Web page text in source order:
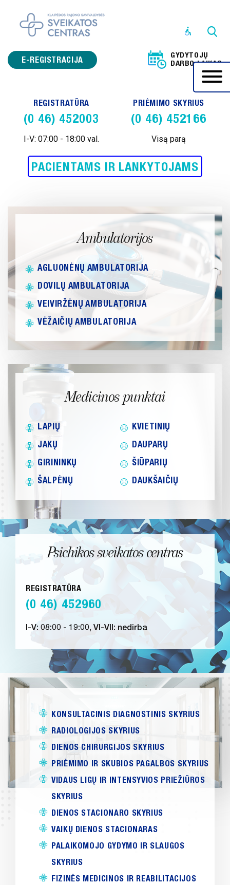
E-REGISTRACIJA
GYDYTOJŲ
DARBO LAIKAS
STRUKTŪRA
IR
KONTAKTINĖ
INFORMACIJA
SRITYS
PRANEŠĖJŲ
APSAUGA
KORUPCIJOS
PREVENCIJA
INFORMACIJA
DUOMENYS
ASMENS
DUOMENŲ
APSAUGA
DAŽNIAUSIAI
UŽDUODAMI
KONSULTAVIMASIS
SU VISUOMENE
SKIEPŲ
PLANAVIMAS
REGISTRATŪRA
(0 46) 452003
I-V: 07:00 - 18:00 val.
PRIĖMIMO SKYRIUS
(0 46) 452166
Visą parą
PACIENTAMS IR LANKYTOJAMS
Ambulatorijos
AGLUONĖNŲ AMBULATORIJA
DOVILŲ AMBULATORIJA
VEIVIRŽĖNŲ AMBULATORIJA
VĖŽAIČIŲ AMBULATORIJA
Medicinos punktai
LAPIŲ
KVIETINIŲ
JAKŲ
DAUPARŲ
GIRININKŲ
ŠIŪPARIŲ
ŠALPĖNŲ
DAUKŠAIČIŲ
Psichikos sveikatos centras
REGISTRATŪRA
(0 46) 452960
I-V: 08:00 - 19:00, VI-VII: nedirba
KONSULTACINIS DIAGNOSTINIS SKYRIUS
RADIOLOGIJOS SKYRIUS
DIENOS CHIRURGIJOS SKYRIUS
PRIĖMIMO IR SKUBIOS PAGALBOS SKYRIUS
VIDAUS LIGŲ IR INTENSYVIOS PRIEŽIŪROS
SKYRIUS
DIENOS STACIONARO SKYRIUS
VAIKŲ DIENOS STACIONARAS
PALAIKOMOJO GYDYMO IR SLAUGOS
SKYRIUS
FIZINĖS MEDICINOS IR REABILITACIJOS